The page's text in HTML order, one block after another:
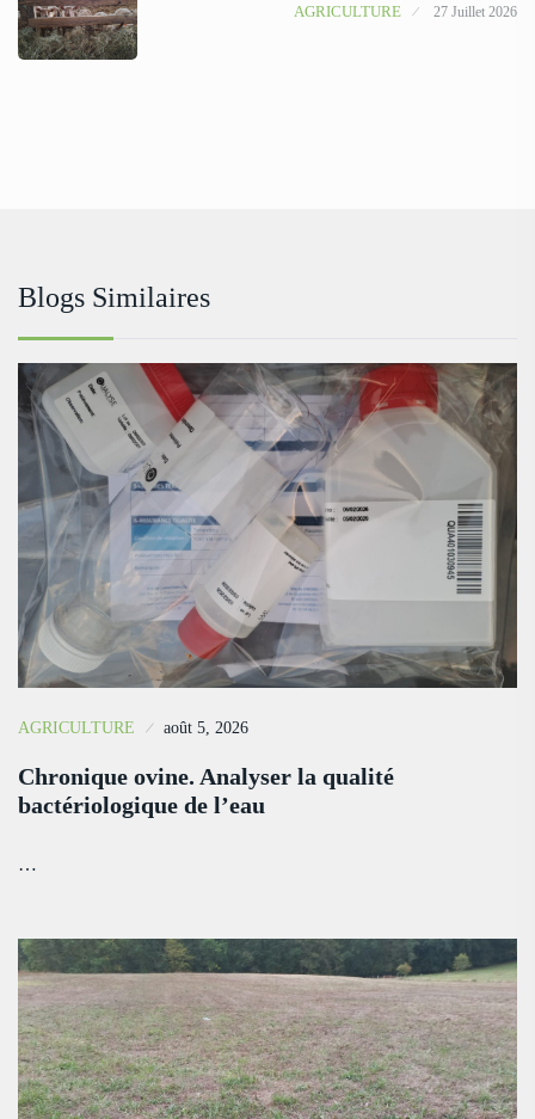
AGRICULTURE
27 Juillet 2026
Blogs Similaires
AGRICULTURE août 5, 2026
Chronique ovine. Analyser la qualité
bactériologique de l’eau
…